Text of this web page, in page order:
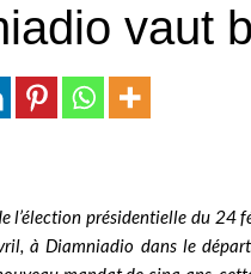
vaut
l’élection présidentielle du 24
à Diamniadio dans le